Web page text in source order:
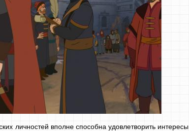
личностей вполне способна удовлетворить интересы